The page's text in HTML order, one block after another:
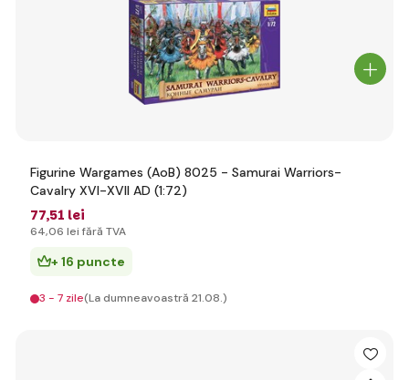
Figurine Wargames (AoB) 8025 - Samurai Warriors-
Cavalry XVI-XVII AD (1:72)
77,51 lei
64,06 lei fără TVA
+ 16 puncte
3 - 7 zile(La dumneavoastră 21.08.)